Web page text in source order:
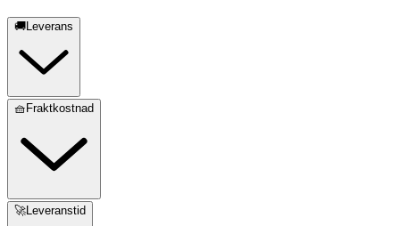
🚚Leverans
🧺Fraktkostnad
🚀Leveranstid